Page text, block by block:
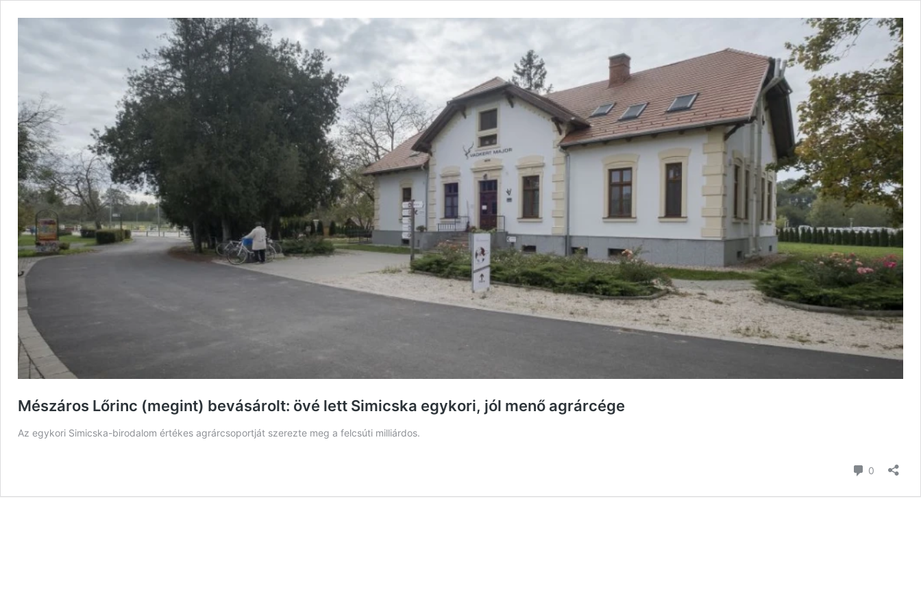
Mészáros Lőrinc (megint) bevásárolt: övé lett Simicska egykori, jól menő agrárcége
Az egykori Simicska-birodalom értékes agrárcsoportját szerezte meg a felcsúti milliárdos.
0